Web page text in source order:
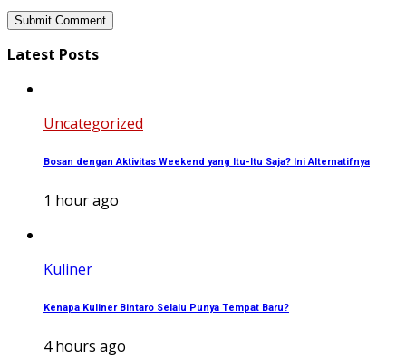
Latest Posts
Uncategorized
Bosan dengan Aktivitas Weekend yang Itu-Itu Saja? Ini Alternatifnya
1 hour ago
Kuliner
Kenapa Kuliner Bintaro Selalu Punya Tempat Baru?
4 hours ago